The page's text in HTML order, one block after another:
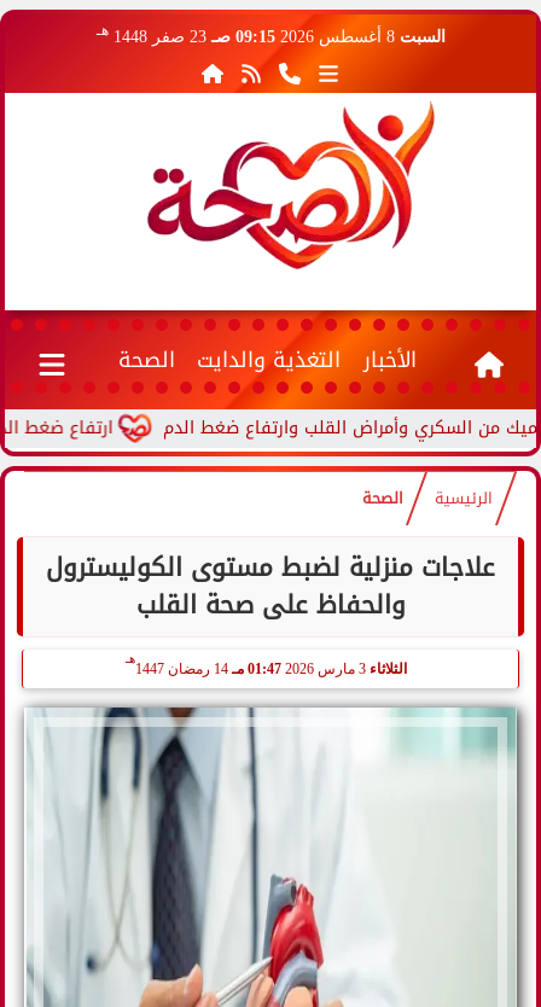
السبت 8 أغسطس 2026 09:15 صـ 23 صفر 1448 هـ
الأخبار التغذية والدايت الصحة
ارتفاع ضغط الدم
الرئيسية الصحة
علاجات منزلية لضبط مستوى الكوليسترول
والحفاظ على صحة القلب
الثلاثاء 3 مارس 2026 01:47 مـ 14 رمضان 1447
هـ